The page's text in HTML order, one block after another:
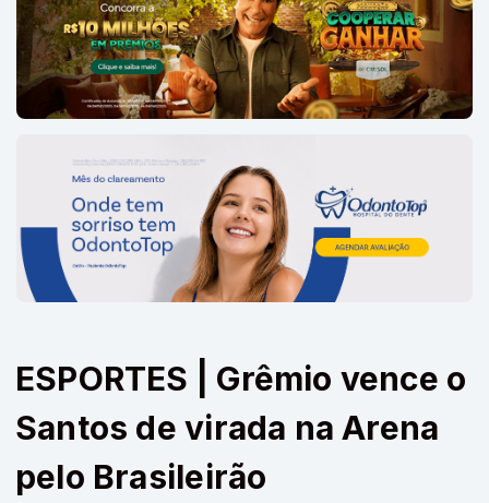
ESPORTES | Grêmio vence o
Santos de virada na Arena
pelo Brasileirão